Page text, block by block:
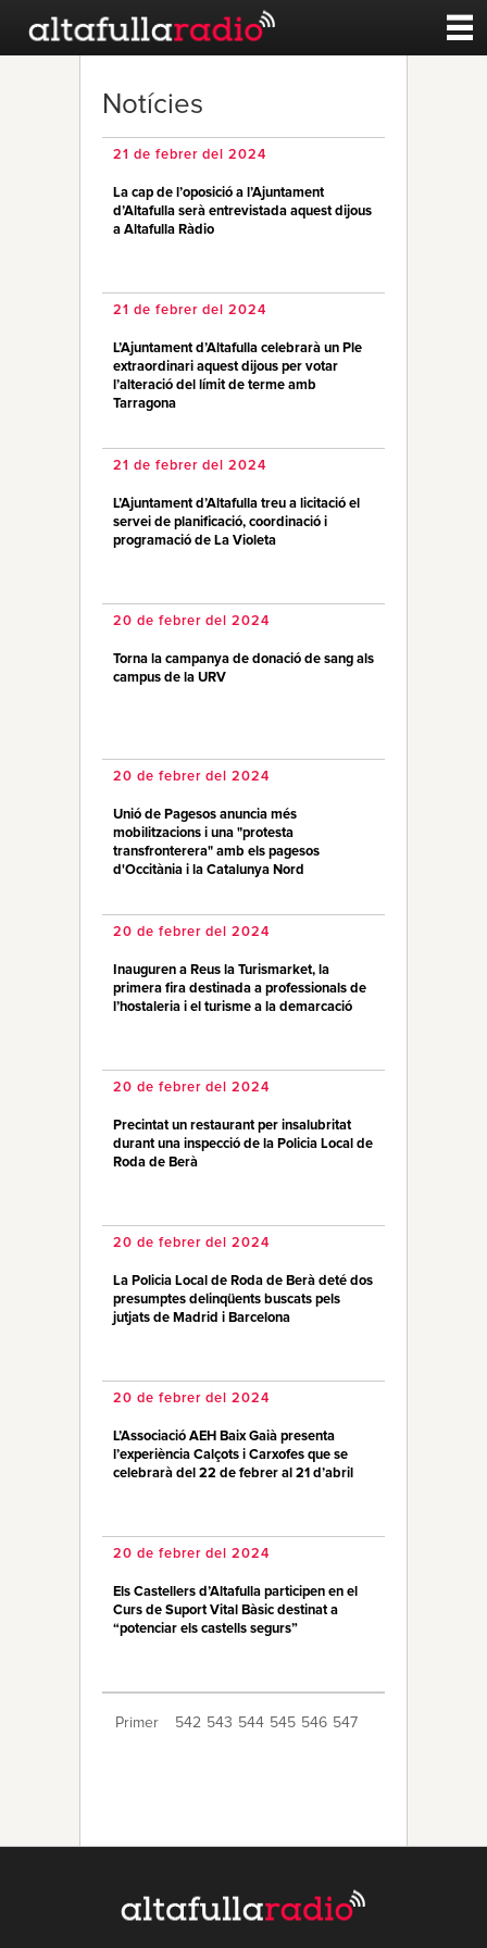
Esports
Qui Som
Notícies
21 de febrer del 2024
La cap de l’oposició a l’Ajuntament
d’Altafulla serà entrevistada aquest dijous
a Altafulla Ràdio
21 de febrer del 2024
L’Ajuntament d’Altafulla celebrarà un Ple
extraordinari aquest dijous per votar
l’alteració del límit de terme amb
Tarragona
21 de febrer del 2024
L’Ajuntament d’Altafulla treu a licitació el
servei de planificació, coordinació i
programació de La Violeta
20 de febrer del 2024
Torna la campanya de donació de sang als
campus de la URV
20 de febrer del 2024
Unió de Pagesos anuncia més
mobilitzacions i una "protesta
transfronterera" amb els pagesos
d'Occitània i la Catalunya Nord
20 de febrer del 2024
Inauguren a Reus la Turismarket, la
primera fira destinada a professionals de
l’hostaleria i el turisme a la demarcació
20 de febrer del 2024
Precintat un restaurant per insalubritat
durant una inspecció de la Policia Local de
Roda de Berà
20 de febrer del 2024
La Policia Local de Roda de Berà deté dos
presumptes delinqüents buscats pels
jutjats de Madrid i Barcelona
20 de febrer del 2024
L’Associació AEH Baix Gaià presenta
l’experiència Calçots i Carxofes que se
celebrarà del 22 de febrer al 21 d’abril
20 de febrer del 2024
Els Castellers d’Altafulla participen en el
Curs de Suport Vital Bàsic destinat a
“potenciar els castells segurs”
Primer 542 543 544 545 546 547
556 557 558 559 560 Últim